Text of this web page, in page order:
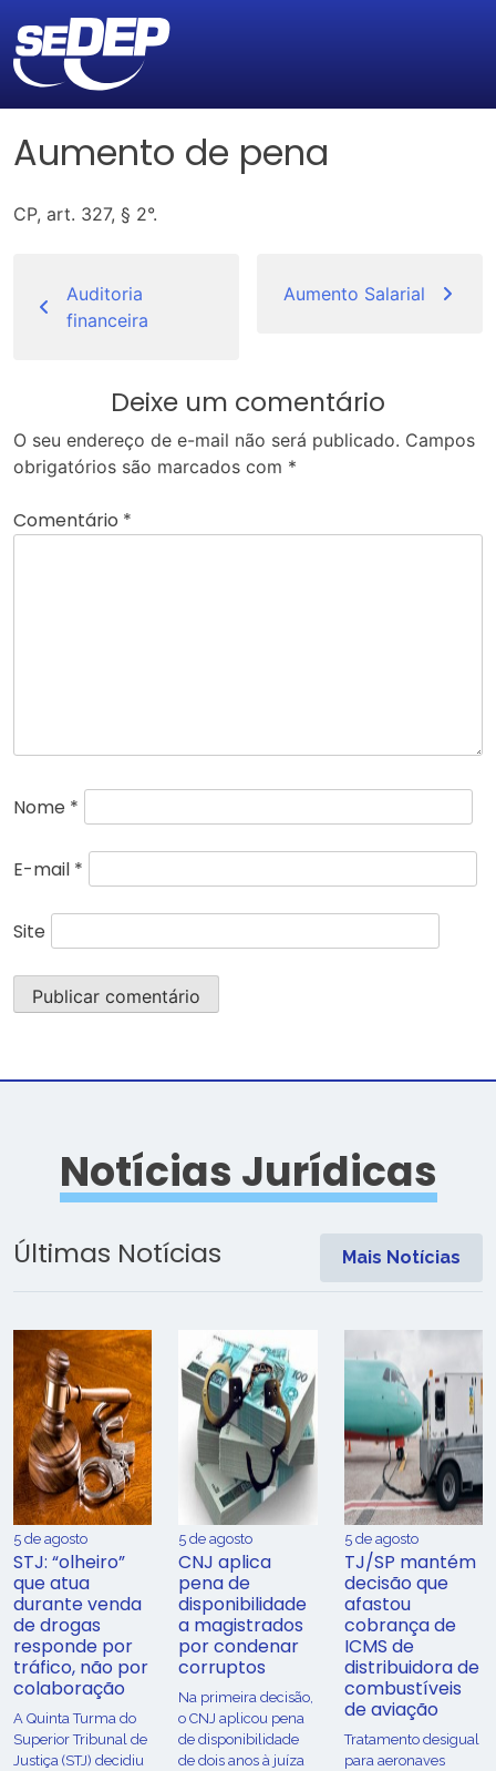
Aumento de pena
CP, art. 327, § 2°.
de
Post
Auditoria
financeira
Aumento Salarial
Deixe um comentário
O seu endereço de e-mail não será publicado. Campos
obrigatórios são marcados com *
Comentário *
Nome *
E-mail *
Site
Notícias Jurídicas
Últimas Notícias Mais Notícias
5 de agosto
STJ: “olheiro”
que atua
durante venda
de drogas
responde por
tráfico, não por
colaboração
A Quinta Turma do
Superior Tribunal de
Justiça (STJ) decidiu
5 de agosto
CNJ aplica
pena de
disponibilidade
a magistrados
por condenar
corruptos
Na primeira decisão,
o CNJ aplicou pena
de disponibilidade
de dois anos à juíza
5 de agosto
TJ/SP mantém
decisão que
afastou
cobrança de
ICMS de
distribuidora de
combustíveis
de aviação
Tratamento desigual
para aeronaves